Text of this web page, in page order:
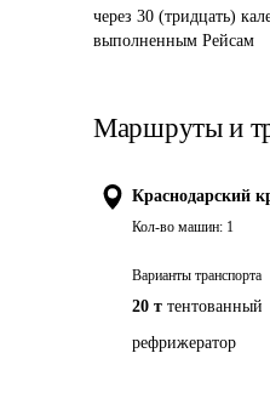
через 30 (тридцать)
выполненным Рейсам
Маршруты и
Краснодарский
Кол-во машин: 1
Варианты транспорта
20 т тентованный
рефрижератор